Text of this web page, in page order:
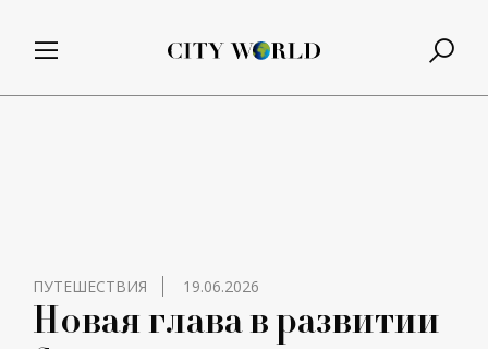
ПУТЕШЕСТВИЯ 19.06.2026
Новая глава в развитии